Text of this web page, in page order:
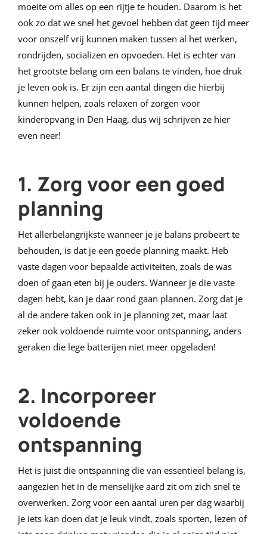
moeite om alles op een rijtje te houden. Daarom is het
ook zo dat we snel het gevoel hebben dat geen tijd meer
voor onszelf vrij kunnen maken tussen al het werken,
rondrijden, socializen en opvoeden. Het is echter van
het grootste belang om een balans te vinden, hoe druk
je leven ook is. Er zijn een aantal dingen die hierbij
kunnen helpen, zoals relaxen of zorgen voor
kinderopvang in Den Haag, dus wij schrijven ze hier
even neer!
1. Zorg voor een goed
planning
Het allerbelangrijkste wanneer je je balans probeert te
behouden, is dat je een goede planning maakt. Heb
vaste dagen voor bepaalde activiteiten, zoals de was
doen of gaan eten bij je ouders. Wanneer je die vaste
dagen hebt, kan je daar rond gaan plannen. Zorg dat je
al de andere taken ook in je planning zet, maar laat
zeker ook voldoende ruimte voor ontspanning, anders
geraken die lege batterijen niet meer opgeladen!
2. Incorporeer
voldoende
ontspanning
Het is juist die ontspanning die van essentieel belang is,
aangezien het in de menselijke aard zit om zich snel te
overwerken. Zorg voor een aantal uren per dag waarbij
je iets kan doen dat je leuk vindt, zoals sporten, lezen of